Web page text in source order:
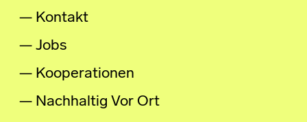
Kontakt
Jobs
Kooperationen
Nachhaltig Vor Ort